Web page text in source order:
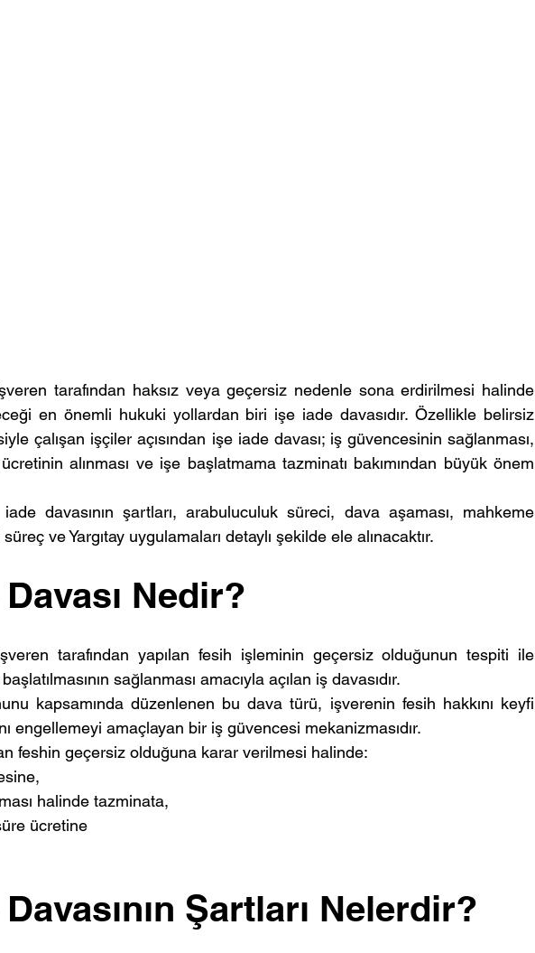
tarafından haksız veya geçersiz nedenle sona erdirilmesi halinde
en önemli hukuki yollardan biri işe iade davasıdır. Özellikle belirsiz
çalışan işçiler açısından işe iade davası; iş güvencesinin sağlanması,
alınması ve işe başlatmama tazminatı bakımından büyük önem
davasının şartları, arabuluculuk süreci, dava aşaması, mahkeme
ve Yargıtay uygulamaları detaylı şekilde ele alınacaktır.
Nedir?
tarafından yapılan fesih işleminin geçersiz olduğunun tespiti ile
sağlanması amacıyla açılan iş davasıdır.
kapsamında düzenlenen bu dava türü, işverenin fesih hakkını keyfi
engellemeyi amaçlayan bir iş güvencesi mekanizmasıdır.
feshin geçersiz olduğuna karar verilmesi halinde:
halinde tazminata,
ücretine
Şartları Nelerdir?